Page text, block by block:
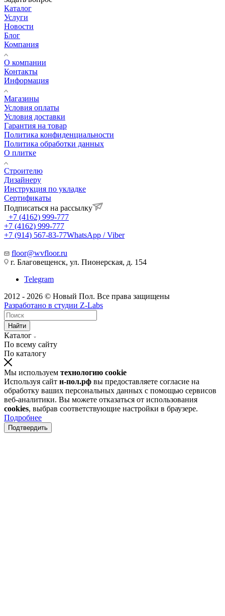
Каталог
Услуги
Новости
Блог
Компания
О компании
Контакты
Информация
Магазины
Условия оплаты
Условия доставки
Гарантия на товар
Политика конфиденциальности
Политика обработки данных
О плитке
Строителю
Дизайнеру
Инструкция по укладке
Сертификаты
Подписаться на рассылку
+7 (4162) 999-777
+7 (4162) 999-777
+7 (914) 567-83-77WhatsApp / Viber
floor@wvfloor.ru
г. Благовещенск, ул. Пионерская, д. 154
Telegram
2012 - 2026 © Новый Пол. Все права защищены
Разработано в студии Z-Labs
Найти
Каталог
По всему сайту
По каталогу
Мы используем технологию cookie
Используя сайт н-пол.рф вы предоставляете согласие на
обработку ваших персональных данных с помощью сервисов
веб-аналитики. Вы можете отказаться от использования
cookies, выбрав соответствующие настройки в браузере.
Подробнее
Подтвердить